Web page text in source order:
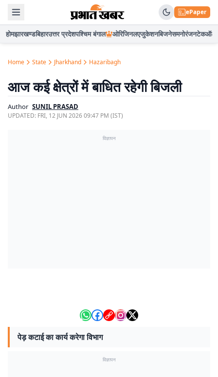
ePaper
होमझारखण्डबिहारउत्तर प्रदेशपश्चिम बंगाल ओरिजिनलएजुकेशनबिजनेसमनोरंजनटेकऑटो
Home State Jharkhand Hazaribagh
आज कई क्षेत्रों में बाधित रहेगी बिजली
Author SUNIL PRASAD
UPDATED: FRI, 12 JUN 2026 09:47 PM (IST)
विज्ञापन
पेड़ कटाई का कार्य करेगा विभाग
विज्ञापन